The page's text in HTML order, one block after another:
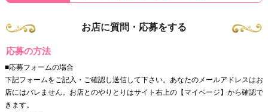
お店に質問・応募をする
応募の方法
■応募フォームの場合
下記フォームをご記入・ご確認し送信して下さい。あなたのメールアドレスはお
店にはバレません。お店とのやりとりはサイト右上の【マイページ】から確認で
きます。